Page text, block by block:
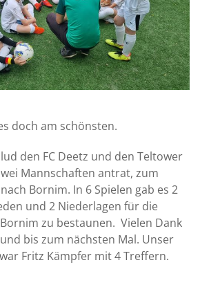
doch am schönsten.
den FC Deetz und den Teltower
Mannschaften antrat, zum
Bornim. In 6 Spielen gab es 2
und 2 Niederlagen für die
zu bestaunen. Vielen Dank
bis zum nächsten Mal. Unser
Fritz Kämpfer mit 4 Treffern.